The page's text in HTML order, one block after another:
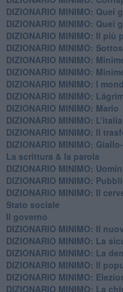
DIZIONARIO MINIMO: Quei
DIZIONARIO MINIMO: Quei
DIZIONARIO MINIMO: Il più
DIZIONARIO MINIMO:
DIZIONARIO MINIMO:
DIZIONARIO MINIMO:
DIZIONARIO MINIMO: ​I
DIZIONARIO MINIMO:
DIZIONARIO MINIMO: Mario
DIZIONARIO MINIMO:
DIZIONARIO MINIMO: Il
DIZIONARIO MINIMO:
La scrittura & la parola
​DIZIONARIO MINIMO:
DIZIONARIO MINIMO:
DIZIONARIO MINIMO: Il
Stato sociale
Il governo
DIZIONARIO MINIMO: Il
DIZIONARIO MINIMO: La
DIZIONARIO MINIMO: La
DIZIONARIO MINIMO: Il
DIZIONARIO MINIMO:
DIZIONARIO MINIMO: La